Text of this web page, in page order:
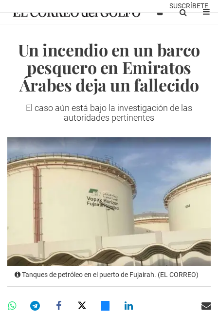
SUSCRÍBETE
Un incendio en un barco
pesquero en Emiratos
Árabes deja un fallecido
El caso aún está bajo la investigación de las
autoridades pertinentes
Tanques de petróleo en el puerto de Fujairah. (EL CORREO)